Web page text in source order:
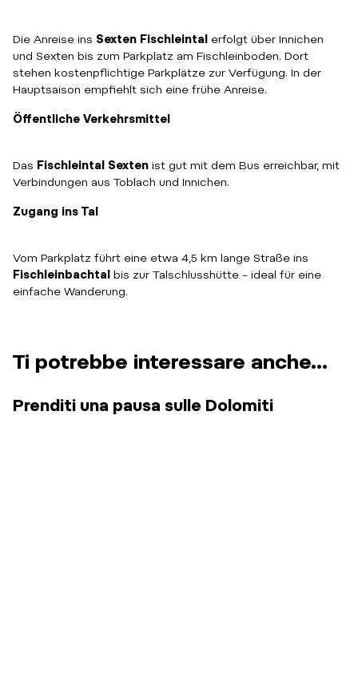
Die Anreise ins Sexten Fischleintal
erfolgt über Innichen
und Sexten bis zum Parkplatz am Fischleinboden. Dort
stehen kostenpflichtige Parkplätze zur Verfügung. In der
Hauptsaison empfiehlt sich eine frühe Anreise.
Öffentliche Verkehrsmittel
Das Fischleintal Sexten ist gut mit dem Bus erreichbar, mit
Verbindungen aus Toblach und Innichen.
Zugang ins Tal
Vom Parkplatz führt eine etwa 4,5 km lange Straße ins
Fischleinbachtal bis zur Talschlusshütte – ideal für eine
einfache Wanderung.
Ti potrebbe interessare anche...
Prenditi una pausa sulle Dolomiti